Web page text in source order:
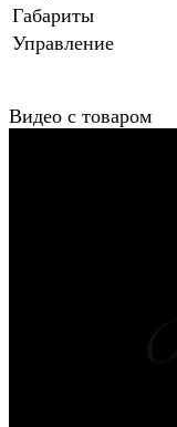
Габариты
Управление
Видео с товаром